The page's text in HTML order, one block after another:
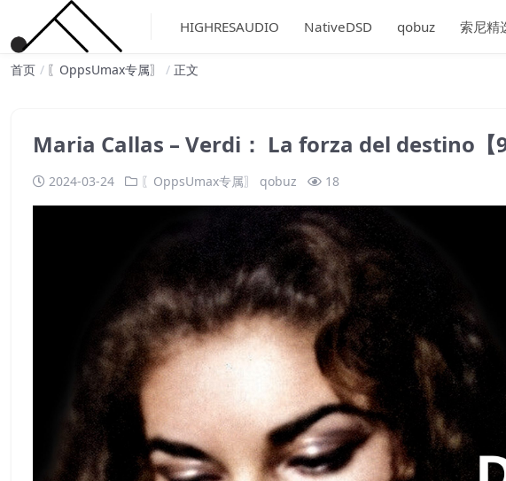
HIGHRESAUDIO NativeDSD qobuz 索尼精
首页 〖OppsUmax专属〗 正文
Maria Callas – Verdi： La forza del destino【
2024-03-24 〖OppsUmax专属〗 qobuz 18